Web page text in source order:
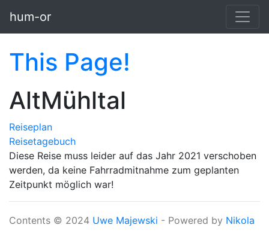
hum-or
This Page!
AltMühltal
Reiseplan
Reisetagebuch
Diese Reise muss leider auf das Jahr 2021 verschoben
werden, da keine Fahrradmitnahme zum geplanten
Zeitpunkt möglich war!
Contents © 2024 Uwe Majewski - Powered by Nikola